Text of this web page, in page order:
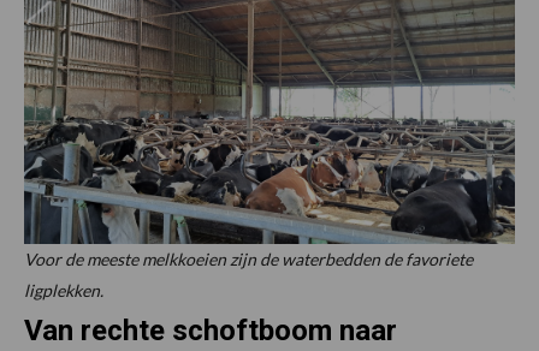
Voor de meeste melkkoeien zijn de waterbedden de favoriete
ligplekken.
Van rechte schoftboom naar